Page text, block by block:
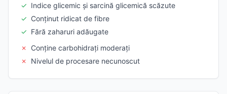
✓ Indice glicemic și sarcină glicemică scăzute
✓ Conținut ridicat de fibre
✓ Fără zaharuri adăugate
✗
Conține carbohidrați moderați
✗
Nivelul de procesare necunoscut